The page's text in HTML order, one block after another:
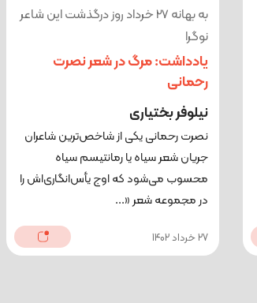
به بهانه 27 خرداد روز درگذشت این شاعر
نوگرا
یادداشت: مرگ در شعر نصرت
رحمانی
نیلوفر بختیاری
نصرت رحمانی یکی از شاخص‌ترین شاعران
جریان شعر سیاه یا رمانتیسم سیاه
محسوب می‌شود که اوج یأس‌انگاری‌اش را
در مجموعه شعر «...
27 خرداد 1402